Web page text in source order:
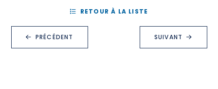
PRÉCÉDENT
RETOUR À LA LISTE
SUIVANT